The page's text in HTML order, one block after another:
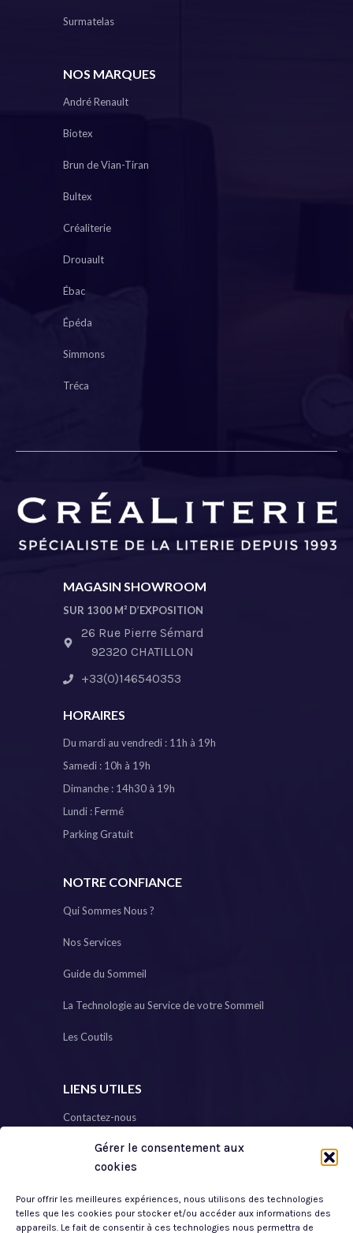
Gérer le consentement aux
cookies
Pour offrir les meilleures expériences, nous utilisons des technologies
telles que les cookies pour stocker et/ou accéder aux informations des
appareils. Le fait de consentir à ces technologies nous permettra de
Surmatelas
NOS MARQUES
André Renault
Biotex
Brun de Vian-Tiran
Bultex
Créaliterie
Drouault
Ébac
Épéda
Simmons
Tréca
MAGASIN SHOWROOM
SUR 1300 M² D’EXPOSITION
26 Rue Pierre Sémard
92320 CHATILLON
+33(0)146540353
HORAIRES
Du mardi au vendredi : 11h à 19h
Samedi : 10h à 19h
Dimanche : 14h30 à 19h
Lundi : Fermé
Parking Gratuit
NOTRE CONFIANCE
Qui Sommes Nous ?
Nos Services
Guide du Sommeil
La Technologie au Service de votre Sommeil
Les Coutils
LIENS UTILES
Contactez-nous
Plan de Site
Mentions Légales